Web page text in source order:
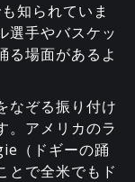
知られていま
選手やバスケッ
る場面があるよ
なぞる振り付け
。アメリカのラ
（ドギーの踊
とで全米でもド